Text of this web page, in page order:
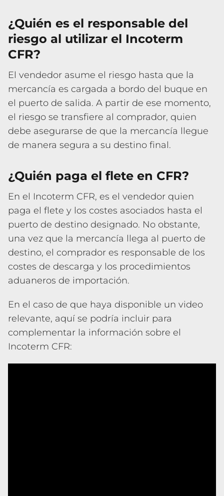
¿Quién es el responsable del
riesgo al utilizar el Incoterm
CFR?
El vendedor asume el riesgo hasta que la
mercancía es cargada a bordo del buque en
el puerto de salida. A partir de ese momento,
el riesgo se transfiere al comprador, quien
debe asegurarse de que la mercancía llegue
de manera segura a su destino final.
¿Quién paga el flete en CFR?
En el Incoterm CFR, es el vendedor quien
paga el flete y los costes asociados hasta el
puerto de destino designado. No obstante,
una vez que la mercancía llega al puerto de
destino, el comprador es responsable de los
costes de descarga y los procedimientos
aduaneros de importación.
En el caso de que haya disponible un video
relevante, aquí se podría incluir para
complementar la información sobre el
Incoterm CFR: